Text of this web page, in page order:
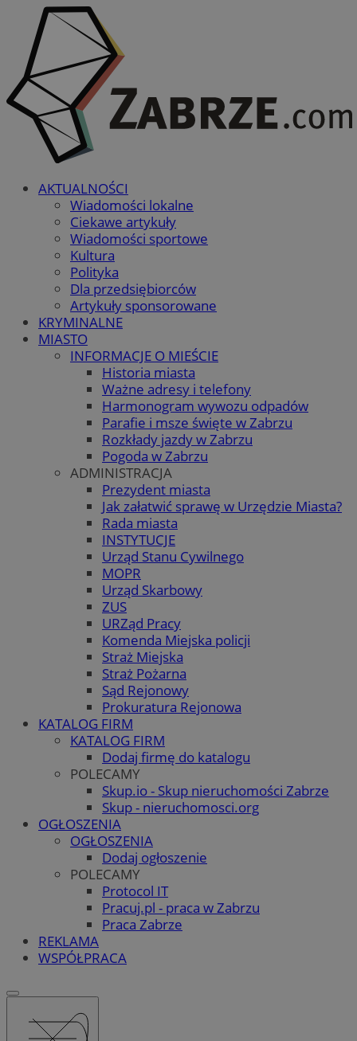
AKTUALNOŚCI
Wiadomości lokalne
Ciekawe artykuły
Wiadomości sportowe
Kultura
Polityka
Dla przedsiębiorców
Artykuły sponsorowane
KRYMINALNE
MIASTO
INFORMACJE O MIEŚCIE
Historia miasta
Ważne adresy i telefony
Harmonogram wywozu odpadów
Parafie i msze święte w Zabrzu
Rozkłady jazdy w Zabrzu
Pogoda w Zabrzu
ADMINISTRACJA
Prezydent miasta
Jak załatwić sprawę w Urzędzie Miasta?
Rada miasta
INSTYTUCJE
Urząd Stanu Cywilnego
MOPR
Urząd Skarbowy
ZUS
URZąd Pracy
Komenda Miejska policji
Straż Miejska
Straż Pożarna
Sąd Rejonowy
Prokuratura Rejonowa
KATALOG FIRM
KATALOG FIRM
Dodaj firmę do katalogu
POLECAMY
Skup.io - Skup nieruchomości Zabrze
Skup - nieruchomosci.org
OGŁOSZENIA
OGŁOSZENIA
Dodaj ogłoszenie
POLECAMY
Protocol IT
Pracuj.pl - praca w Zabrzu
Praca Zabrze
REKLAMA
WSPÓŁPRACA